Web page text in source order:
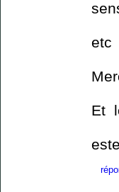
etc
Et